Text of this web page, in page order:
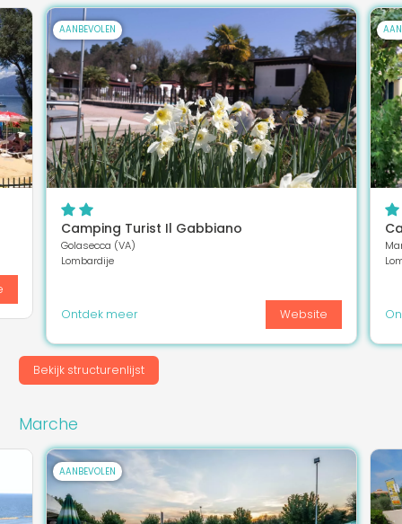
AANBEVOLEN
Camping Turist Il Gabbiano
Golasecca (VA)
Lombardije
Ontdek meer Website
Bekijk structurenlijst
Marche
AANBEVOLEN